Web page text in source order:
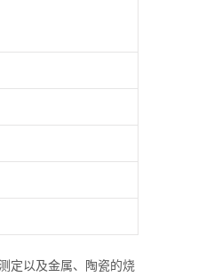
定以及金属、陶瓷的烧